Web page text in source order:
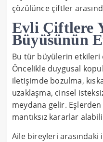
çözülünce çiftler
Evli Çiftlere
Büyüsünün
Bu tür büyülerin etkileri
Öncelikle duygusal
iletişimde bozulma,
uzaklaşma, cinsel
meydana gelir.
mantıksız kararlar
Aile bireyleri